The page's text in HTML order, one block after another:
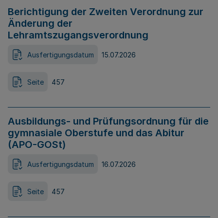
Berichtigung der Zweiten Verordnung zur
Änderung der
Lehramtszugangsverordnung
Ausfertigungsdatum 15.07.2026
Seite 457
Ausbildungs- und Prüfungsordnung für die
gymnasiale Oberstufe und das Abitur
(APO-GOSt)
Ausfertigungsdatum 16.07.2026
Seite 457